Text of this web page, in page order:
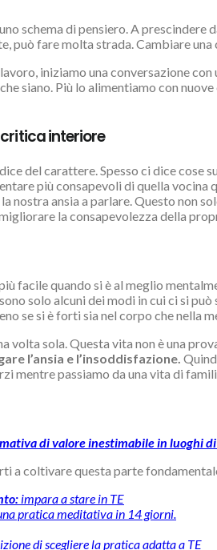
schema di pensiero. A
può fare molta strada. Cambiare
iniziamo una conversazione
siano. Più lo alimentiamo con
interiore
del carattere. Spesso ci dice cose
più consapevoli di quella
nostra ansia a parlare. Questo non
la consapevolezza della
facile quando si è al meglio
solo alcuni dei modi in cui ci si
se si è forti sia nel corpo che nella
volta sola. Questa vita non è una
l’ansia e l’insoddisfazione.
mentre passiamo da una vita di
di valore inestimabile in luoghi
a coltivare questa parte
impara a stare in TE
pratica meditativa in 14 giorni.
di scegliere la pratica adatta a TE